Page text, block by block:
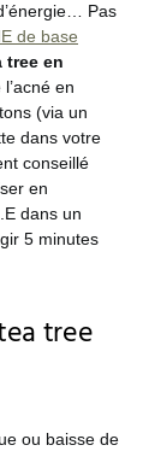
Pas
de base
tree en
en
(via un
dans votre
conseillé
en
dans un
5 minutes
tree
ou baisse de